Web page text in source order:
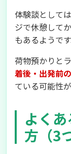
体験談として
ジで休憩して
もあるようです
荷物預かりと
着後・出発前
ている可能性
よく
方（3